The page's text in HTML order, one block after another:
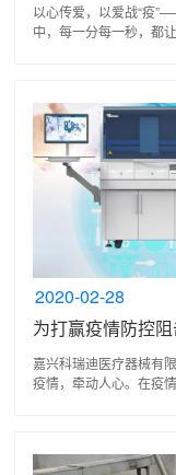
以心传爱，以爱战“疫
中，每一分每一秒，都
2020-02-28
嘉兴科瑞迪医疗器械有
疫情，牵动人心。在疫